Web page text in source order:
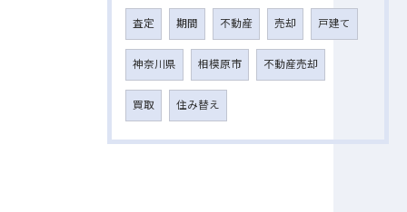
査定 期間 不動産 売却 戸建て
神奈川県 相模原市 不動産売却
買取 住み替え